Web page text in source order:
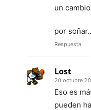
un
por
Respuesta
Lost
20 octubre
Eso es
pueden